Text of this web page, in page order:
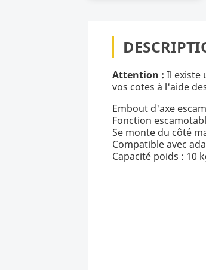
Attention : Il existe
vos cotes à l'aide
Embout d'axe
Fonction
Se monte du côté
Compatible avec
Capacité poids : 10